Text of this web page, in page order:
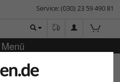
Service: (030) 23 59 490 81
Menü
Bilderrahmen